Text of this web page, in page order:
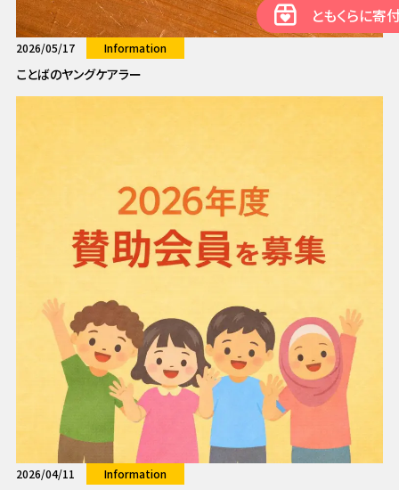
2026/05/17 Information
ことばのヤングケアラー
2026/04/11 Information
ともくらに寄